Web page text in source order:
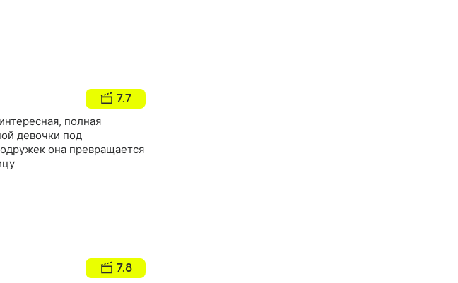
7.7
полная
девочки под
она превращается
7.8